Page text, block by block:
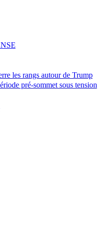
les rangs autour de Trump
pré-sommet sous tension